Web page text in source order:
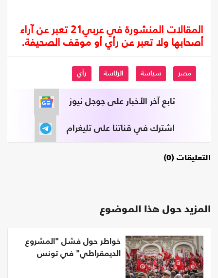
المقالات المنشورة في عربي21 تعبر عن آراء
أصحابها ولا تعبر عن رأي أو موقف الصحيفة.
مصر سياسة الرئاسة رأي
تابع آخر الأخبار على جوجل نيوز
اشترك في قناتنا على تليغرام
التعليقات (0)
المزيد حول هذا الموضوع
خواطر حول فشل "المشروع
الديمقراطي" في تونس